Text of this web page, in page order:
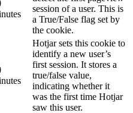
session of a user. This is
a True/False flag set by
the cookie.
Hotjar sets this cookie to
identify a new user’s
first session. It stores a
true/false value,
indicating whether it
was the first time Hotjar
saw this user.